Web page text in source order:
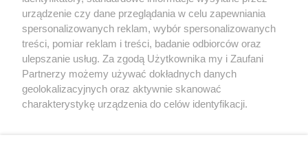
X Facebook Instagram Youtube
urządzenie czy dane przeglądania w celu zapewniania
spersonalizowanych reklam, wybór spersonalizowanych
treści, pomiar reklam i treści, badanie odbiorców oraz
ulepszanie usług. Za zgodą Użytkownika my i Zaufani
Partnerzy możemy używać dokładnych danych
geolokalizacyjnych oraz aktywnie skanować
charakterystykę urządzenia do celów identyfikacji.